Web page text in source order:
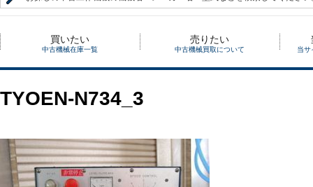
買いたい
中古機械在庫一覧
売りたい
中古機械買取について 当サ
TYOEN-N734_3